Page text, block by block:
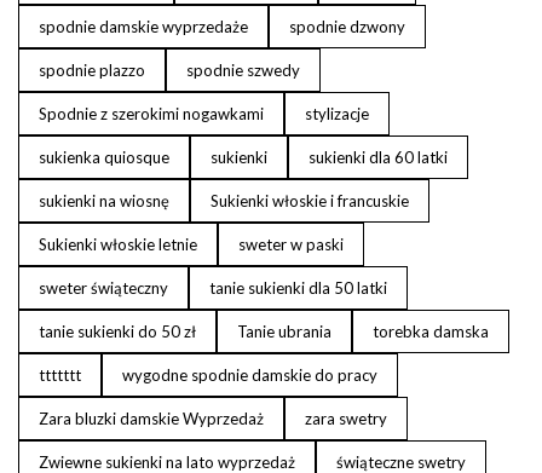
spodnie damskie wyprzedaże spodnie dzwony
spodnie plazzo spodnie szwedy
Spodnie z szerokimi nogawkami stylizacje
sukienka quiosque sukienki sukienki dla 60 latki
sukienki na wiosnę Sukienki włoskie i francuskie
Sukienki włoskie letnie sweter w paski
sweter świąteczny tanie sukienki dla 50 latki
tanie sukienki do 50 zł Tanie ubrania torebka damska
ttttttt wygodne spodnie damskie do pracy
Zara bluzki damskie Wyprzedaż zara swetry
Zwiewne sukienki na lato wyprzedaż świąteczne swetry